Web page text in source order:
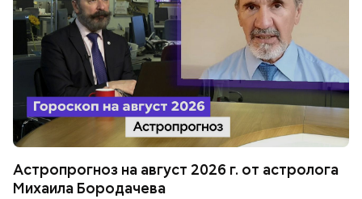
Астропрогноз на август 2026 г. от астролога
Михаила Бородачева